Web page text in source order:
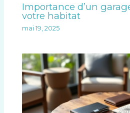
Importance d’un
votre habitat
mai 19, 2025